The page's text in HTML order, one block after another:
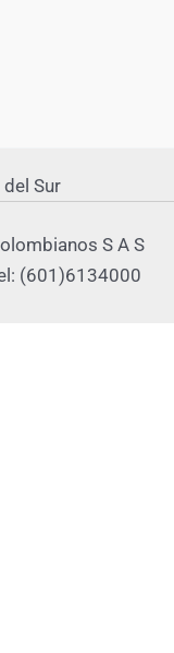
Sur
S A S
(601)6134000